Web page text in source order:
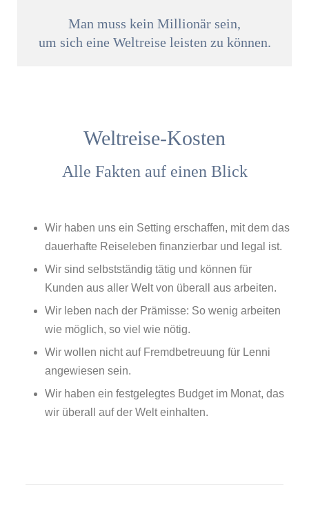
Man muss kein Millionär sein,
um sich eine Weltreise leisten zu können.
Weltreise-Kosten
Alle Fakten auf einen Blick
Wir haben uns ein Setting erschaffen, mit dem das
dauerhafte Reiseleben finanzierbar und legal ist.
Wir sind selbstständig tätig und können für
Kunden aus aller Welt von überall aus arbeiten.
Wir leben nach der Prämisse: So wenig arbeiten
wie möglich, so viel wie nötig.
Wir wollen nicht auf Fremdbetreuung für Lenni
angewiesen sein.
Wir haben ein festgelegtes Budget im Monat, das
wir überall auf der Welt einhalten.